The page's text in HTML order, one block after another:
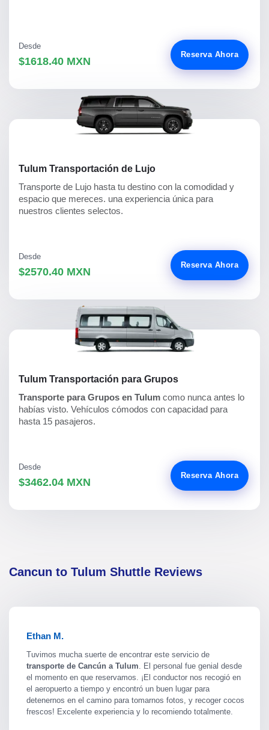
Desde
$1618.40 MXN
Reserva Ahora
Tulum Transportación de Lujo
Transporte de Lujo hasta tu destino con la comodidad y
espacio que mereces. una experiencia única para
nuestros clientes selectos.
Desde
$2570.40 MXN
Reserva Ahora
Tulum Transportación para Grupos
Transporte para Grupos en Tulum como nunca antes lo
habías visto. Vehículos cómodos con capacidad para
hasta 15 pasajeros.
Desde
$3462.04 MXN
Reserva Ahora
Cancun to Tulum Shuttle Reviews
Ethan M.
Tuvimos mucha suerte de encontrar este servicio de
transporte de Cancún a Tulum . El personal fue genial desde
el momento en que reservamos. ¡El conductor nos recogió en
el aeropuerto a tiempo y encontró un buen lugar para
detenernos en el camino para tomarnos fotos, y recoger cocos
frescos! Excelente experiencia y lo recomiendo totalmente.